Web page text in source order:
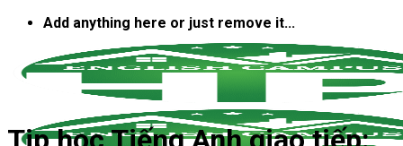
dung
Add anything here or just remove it...